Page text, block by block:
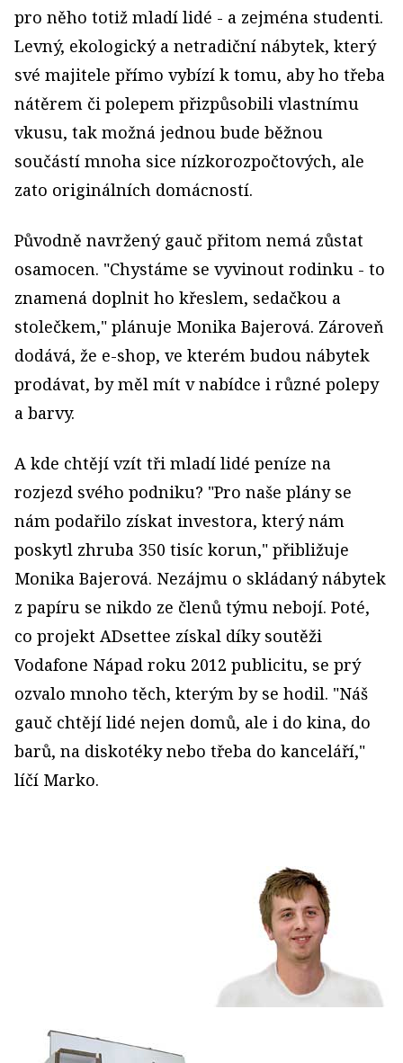
pro něho totiž mladí lidé - a zejména studenti.
Levný, ekologický a netradiční nábytek, který
své majitele přímo vybízí k tomu, aby ho třeba
nátěrem či polepem přizpůsobili vlastnímu
vkusu, tak možná jednou bude běžnou
součástí mnoha sice nízkorozpočtových, ale
zato originálních domácností.
Původně navržený gauč přitom nemá zůstat
osamocen. "Chystáme se vyvinout rodinku - to
znamená doplnit ho křeslem, sedačkou a
stolečkem," plánuje Monika Bajerová. Zároveň
dodává, že e-shop, ve kterém budou nábytek
prodávat, by měl mít v nabídce i různé polepy
a barvy.
A kde chtějí vzít tři mladí lidé peníze na
rozjezd svého podniku? "Pro naše plány se
nám podařilo získat investora, který nám
poskytl zhruba 350 tisíc korun," přibližuje
Monika Bajerová. Nezájmu o skládaný nábytek
z papíru se nikdo ze členů týmu nebojí. Poté,
co projekt ADsettee získal díky soutěži
Vodafone Nápad roku 2012 publicitu, se prý
ozvalo mnoho těch, kterým by se hodil. "Náš
gauč chtějí lidé nejen domů, ale i do kina, do
barů, na diskotéky nebo třeba do kanceláří,"
líčí Marko.